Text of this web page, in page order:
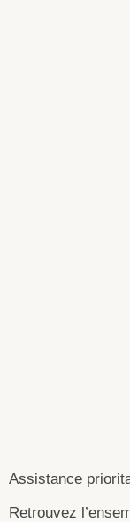
Assistance
Retrouvez